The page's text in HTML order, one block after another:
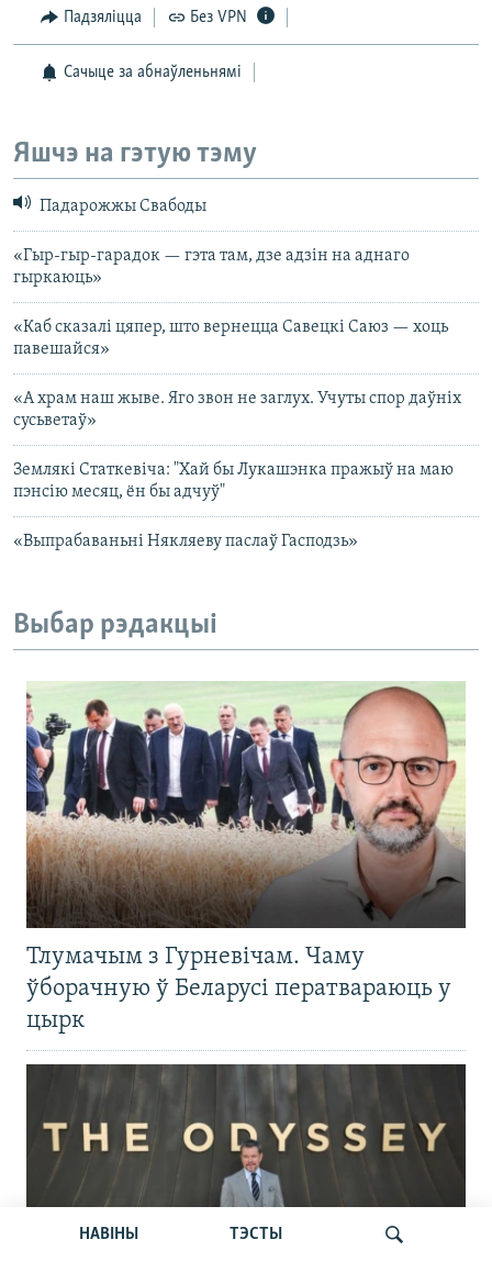
НАВІНЫ ТЭСТЫ
Падзяліцца Без VPN
Сачыце за абнаўленьнямі
Яшчэ на гэтую тэму
Падарожжы Свабоды
«Гыр-гыр-гарадок — гэта там, дзе адзін на аднаго
гыркаюць»
«Каб сказалі цяпер, што вернецца Савецкі Саюз — хоць
павешайся»
«А храм наш жыве. Яго звон не заглух. Учуты спор даўніх
сусьветаў»
Землякі Статкевіча: "Хай бы Лукашэнка пражыў на маю
пэнсію месяц, ён бы адчуў"
«Выпрабаваньні Някляеву паслаў Гасподзь»
Выбар рэдакцыі
Тлумачым з Гурневічам. Чаму
ўборачную ў Беларусі ператвараюць у
цырк